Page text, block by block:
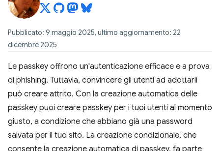
Pubblicato: 9 maggio 2025, ultimo aggiornamento: 22
dicembre 2025
Le passkey offrono un'autenticazione efficace e a prova
di phishing. Tuttavia, convincere gli utenti ad adottarli
può creare attrito. Con la creazione automatica delle
passkey puoi creare passkey per i tuoi utenti al momento
giusto, a condizione che abbiano già una password
salvata per il tuo sito. La creazione condizionale, che
consente la creazione automatica di passkey, fa parte